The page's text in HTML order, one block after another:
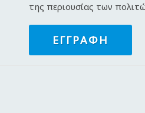
της περιουσίας των
ΕΓΓΡΑΦΉ